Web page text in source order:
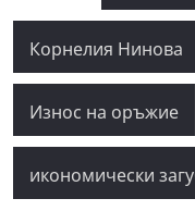
Корнелия Нинова
Износ на оръжие
икономически